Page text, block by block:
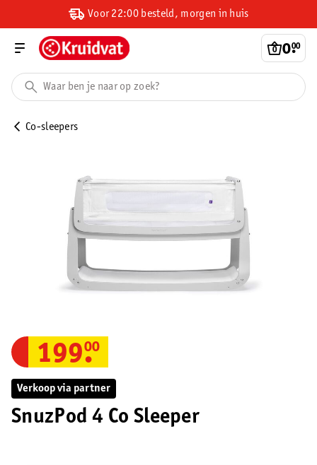
Voor 22:00 besteld, morgen in huis
0.
00
Co-sleepers
Verkoop via partner
SnuzPod 4 Co Sleeper
199.
00